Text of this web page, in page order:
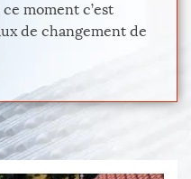
moment c’est
de changement de